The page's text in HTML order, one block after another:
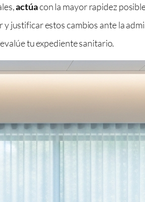
actúacon la mayor rapidez
justificar estos cambios ante la
tu expediente sanitario.